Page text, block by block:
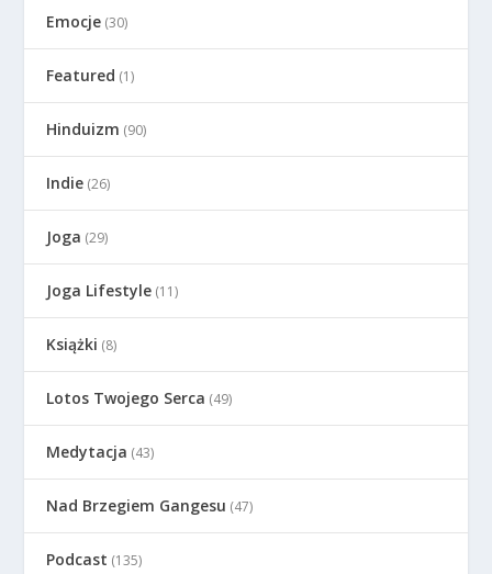
Emocje (30)
Featured (1)
Hinduizm (90)
Indie (26)
Joga (29)
Joga Lifestyle (11)
Książki (8)
Lotos Twojego Serca (49)
Medytacja (43)
Nad Brzegiem Gangesu (47)
Podcast (135)